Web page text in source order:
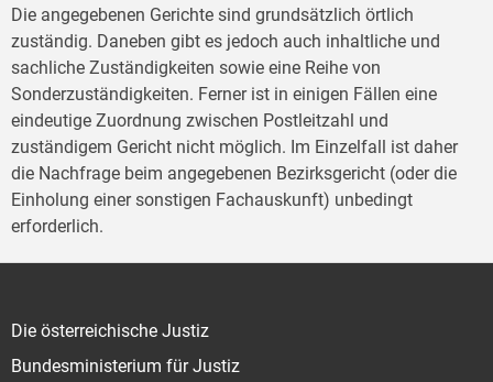
Die angegebenen Gerichte sind grundsätzlich örtlich
zuständig. Daneben gibt es jedoch auch inhaltliche und
sachliche Zuständigkeiten sowie eine Reihe von
Sonderzuständigkeiten. Ferner ist in einigen Fällen eine
eindeutige Zuordnung zwischen Postleitzahl und
zuständigem Gericht nicht möglich. Im Einzelfall ist daher
die Nachfrage beim angegebenen Bezirksgericht (oder die
Einholung einer sonstigen Fachauskunft) unbedingt
erforderlich.
Die österreichische Justiz
Bundesministerium für Justiz